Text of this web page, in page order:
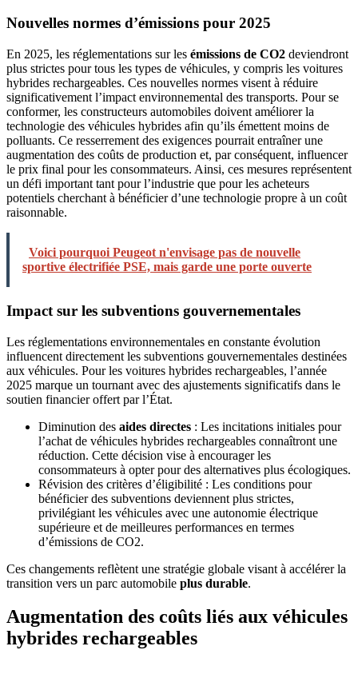
Nouvelles normes d’émissions pour 2025
En 2025, les réglementations sur les émissions de CO2 deviendront
plus strictes pour tous les types de véhicules, y compris les voitures
hybrides rechargeables. Ces nouvelles normes visent à réduire
significativement l’impact environnemental des transports. Pour se
conformer, les constructeurs automobiles doivent améliorer la
technologie des véhicules hybrides afin qu’ils émettent moins de
polluants. Ce resserrement des exigences pourrait entraîner une
augmentation des coûts de production et, par conséquent, influencer
le prix final pour les consommateurs. Ainsi, ces mesures représentent
un défi important tant pour l’industrie que pour les acheteurs
potentiels cherchant à bénéficier d’une technologie propre à un coût
raisonnable.
Voici pourquoi Peugeot n'envisage pas de nouvelle
sportive électrifiée PSE, mais garde une porte ouverte
Impact sur les subventions gouvernementales
Les réglementations environnementales en constante évolution
influencent directement les subventions gouvernementales destinées
aux véhicules. Pour les voitures hybrides rechargeables, l’année
2025 marque un tournant avec des ajustements significatifs dans le
soutien financier offert par l’État.
Diminution des aides directes : Les incitations initiales pour
l’achat de véhicules hybrides rechargeables connaîtront une
réduction. Cette décision vise à encourager les
consommateurs à opter pour des alternatives plus écologiques.
Révision des critères d’éligibilité : Les conditions pour
bénéficier des subventions deviennent plus strictes,
privilégiant les véhicules avec une autonomie électrique
supérieure et de meilleures performances en termes
d’émissions de CO2.
Ces changements reflètent une stratégie globale visant à accélérer la
transition vers un parc automobile plus durable.
Augmentation des coûts liés aux véhicules
hybrides rechargeables